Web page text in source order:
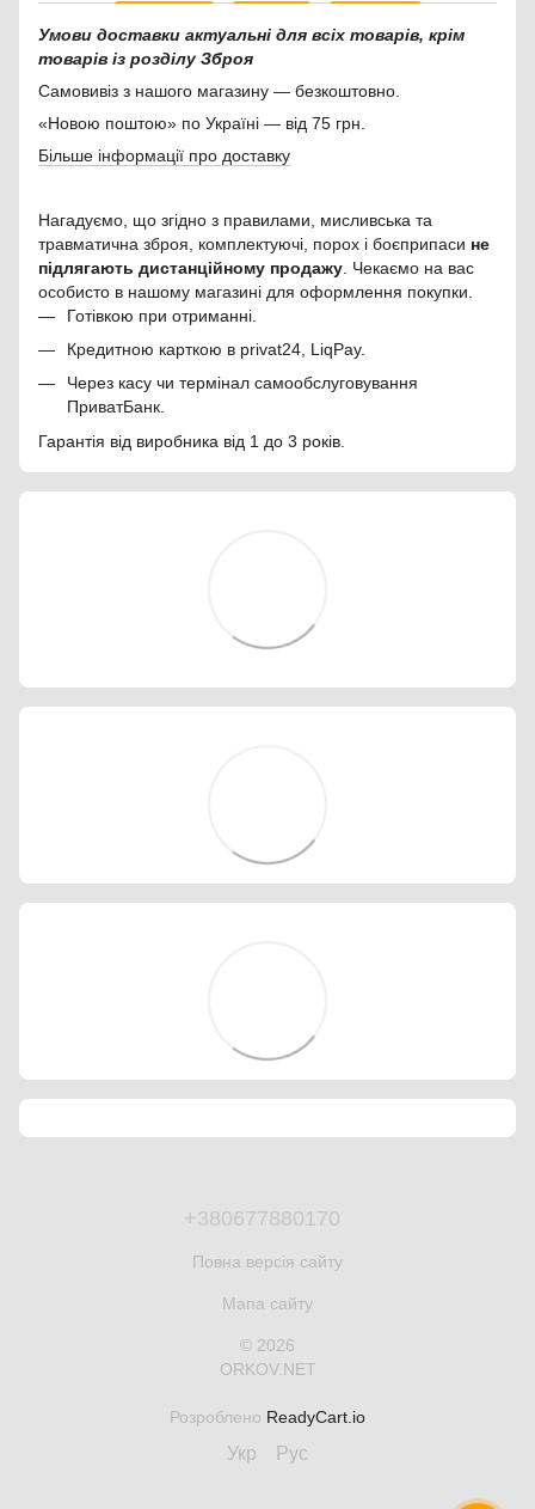
Умови доставки актуальні для всіх товарів, крім
товарів із розділу Зброя
Самовивіз з нашого магазину — безкоштовно.
«Новою поштою» по Україні — від 75 грн.
Більше інформації про доставку
Нагадуємо, що згідно з правилами, мисливська та
травматична зброя, комплектуючі, порох і боєприпаси не
підлягають дистанційному продажу . Чекаємо на вас
особисто в нашому магазині для оформлення покупки.
Готівкою при отриманні.
Кредитною карткою в privat24, LiqPay.
Через касу чи термінал самообслуговування
ПриватБанк.
Гарантія від виробника від 1 до 3 років.
+380677880170
Повна версія сайту
Мапа сайту
© 2026
ORKOV.NET
Розроблено ReadyCart.io
Укр Рус